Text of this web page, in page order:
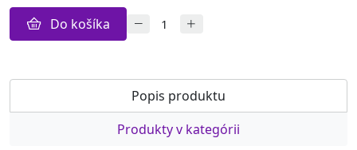
Do košíka
Popis produktu
Produkty v kategórii